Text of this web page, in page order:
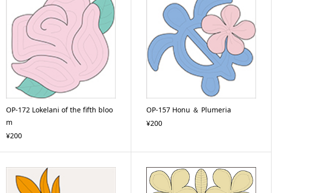
OP-172 Lokelani of the fifth bloo
m
¥200
OP-157 Honu ＆ Plumeria
¥200